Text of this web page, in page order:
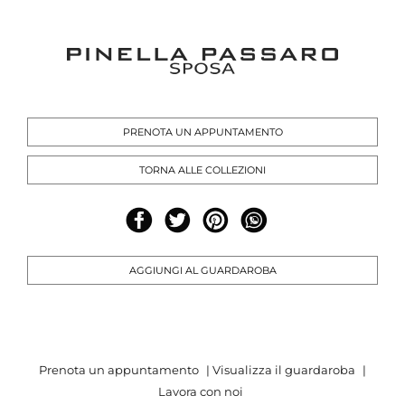
PRENOTA UN APPUNTAMENTO
TORNA ALLE COLLEZIONI
AGGIUNGI AL GUARDAROBA
Prenota un appuntamento | Visualizza il guardaroba
|
Lavora con noi